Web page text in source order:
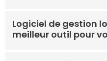
Logiciel de gestion
meilleur outil pour